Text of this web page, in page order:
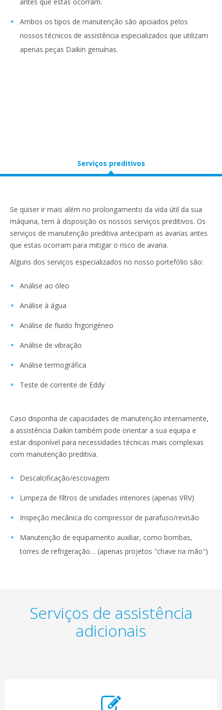
Ambos os tipos de manutenção são apoiados pelos
nossos técnicos de assistência especializados que utilizam
apenas peças Daikin genuínas.
Serviços preditivos
Se quiser ir mais além no prolongamento da vida útil da sua
máquina, tem à disposição os nossos serviços preditivos. Os
serviços de manutenção preditiva antecipam as avarias antes
que estas ocorram para mitigar o risco de avaria.
Alguns dos serviços especializados no nosso portefólio são:
Análise ao óleo
Análise à água
Análise de fluido frigorigéneo
Análise de vibração
Análise termográfica
Teste de corrente de Eddy
Caso disponha de capacidades de manutenção internamente,
a assistência Daikin também pode orientar a sua equipa e
estar disponível para necessidades técnicas mais complexas
com manutenção preditiva.
Descalcificação/escovagem
Limpeza de filtros de unidades interiores (apenas VRV)
Inspeção mecânica do compressor de parafuso/revisão
Manutenção de equipamento auxiliar, como bombas,
torres de refrigeração… (apenas projetos "chave na mão")
Serviços de assistência
adicionais